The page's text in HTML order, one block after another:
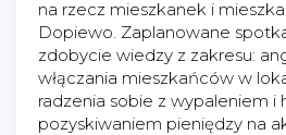
na rzecz mieszkanek i
Dopiewo. Zaplanowane
zdobycie wiedzy z zakresu:
włączania mieszkańców w
radzenia sobie z wypaleniem i
pozyskiwaniem pieniędzy na